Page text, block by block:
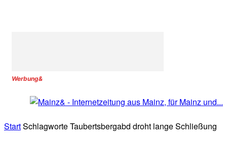
Werbung&
StartSchlagworteTaubertsbergabd droht lange Schließung